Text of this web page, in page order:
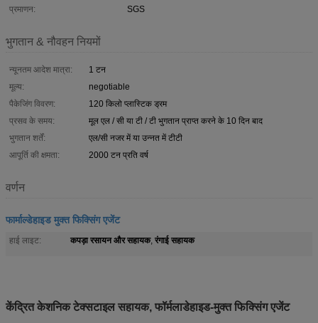
प्रमाणन:
SGS
भुगतान & नौवहन नियमों
न्यूनतम आदेश मात्रा:
1 टन
मूल्य:
negotiable
पैकेजिंग विवरण:
120 किलो प्लास्टिक ड्रम
प्रसव के समय:
मूल एल / सी या टी / टी भुगतान प्राप्त करने के 10 दिन बाद
भुगतान शर्तें:
एल/सी नजर में या उन्नत में टीटी
आपूर्ति की क्षमता:
2000 टन प्रति वर्ष
वर्णन
फार्माल्डेहाइड मुक्त फिक्सिंग एजेंट
हाई लाइट: कपड़ा रसायन और सहायक, रंगाई सहायक
केंद्रित केशनिक टेक्सटाइल सहायक, फॉर्मलाडेहाइड-मुक्त फिक्सिंग एजेंट